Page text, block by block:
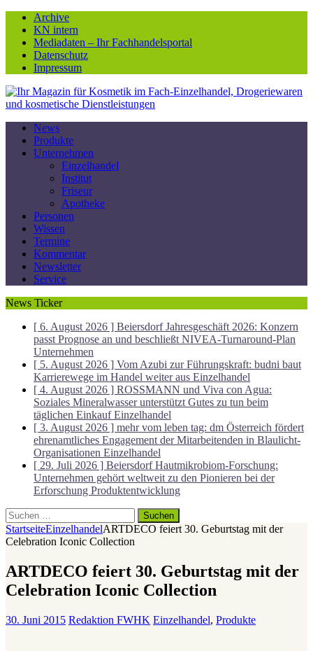
Archive
KN intern
Mediadaten – Ihr Fachhandelsportal
Datenschutz
Impressum
News
Produkte
Unternehmen
Einzelhandel
Institut
Friseur
Apotheke
Personen
Wissen
Termine
Kommentar
Newsletter
Service
News Ticker
[ 6. August 2026 ] Beiersdorf Jahresgeschäft 2026: Konzern
passt Prognose an und beschließt NIVEA-Turnaround-Plan
Unternehmen
[ 5. August 2026 ] Vom Azubi zur Führungskraft: budni baut
Karrierewege im Handel weiter aus Einzelhandel
[ 4. August 2026 ] ROSSMANN und Viva con Agua:
Soziales Mineralwasser unterstützt Gutes zu tun beim
täglichen EinkaufEinzelhandel
[ 3. August 2026 ] mehr vom leben tag: dm Österreich fördert
ehrenamtliches Engagement der Mitarbeitenden in Blaulicht-
Organisationen Einzelhandel
[ 29. Juli 2026 ] Beiersdorf Hautmikrobiom-Forschung:
Unternehmen gehört weltweit zu den Pionieren bei der
Erforschung Produktentwicklung
Suchen
nach:
StartseiteEinzelhandelARTDECO feiert 30. Geburtstag mit der
Celebration Iconic Collection
ARTDECO feiert 30. Geburtstag mit der
Celebration Iconic Collection
30. Juni 2015 Redaktion FWHK Einzelhandel, Produkte